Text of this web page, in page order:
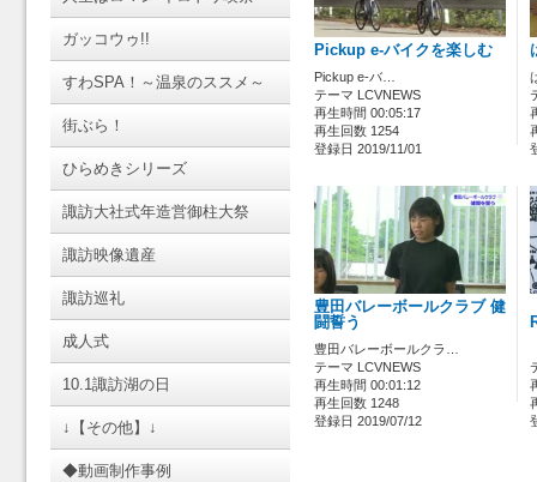
ガッコウゥ!!
すわSPA！～温泉のススメ～
街ぶら！
ひらめきシリーズ
諏訪大社式年造営御柱大祭
諏訪映像遺産
諏訪巡礼
成人式
10.1諏訪湖の日
↓【その他】↓
◆動画制作事例
Pickup e-バイクを楽しむ
Pickup e-バ…
テーマ LCVNEWS
再生時間 00:05:17
再生回数 1254
登録日 2019/11/01
豊田バレーボールクラブ 健
闘誓う
豊田バレーボールクラ…
テーマ LCVNEWS
再生時間 00:01:12
再生回数 1248
登録日 2019/07/12